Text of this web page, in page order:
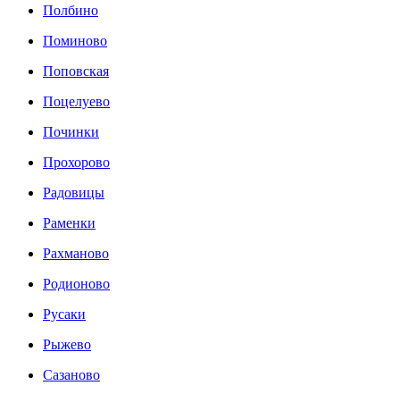
Полбино
Поминово
Поповская
Поцелуево
Починки
Прохорово
Радовицы
Раменки
Рахманово
Родионово
Русаки
Рыжево
Сазаново